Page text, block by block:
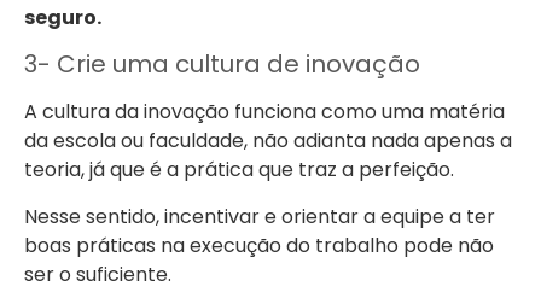
seguro.
3- Crie uma cultura de inovação
A cultura da inovação funciona como uma matéria
da escola ou faculdade, não adianta nada apenas a
teoria, já que é a prática que traz a perfeição.
Nesse sentido, incentivar e orientar a equipe a ter
boas práticas na execução do trabalho pode não
ser o suficiente.